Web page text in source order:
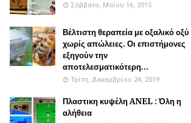
Σάββατο, Μαΐου 16, 2015
Βέλτιστη θεραπεία με οξαλικό οξύ
χωρίς απώλειες. Οι επιστήμονες
εξηγούν την
αποτελεσματικότερη...
Τρίτη, Δεκεμβρίου 24, 2019
Πλαστικη κυψέλη ANEL : Όλη η
αλήθεια